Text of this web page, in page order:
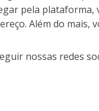
pela
Além do
nossas redes